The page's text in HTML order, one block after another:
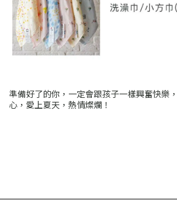
準備好了的你，一定會跟孩子一樣興奮快樂
心，愛上夏天，熱情燦爛！